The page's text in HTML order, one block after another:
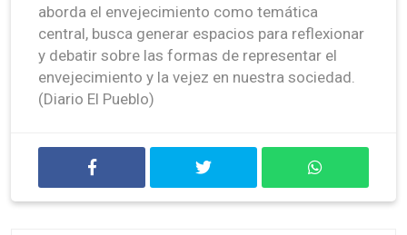
aborda el envejecimiento como temática
central, busca generar espacios para reflexionar
y debatir sobre las formas de representar el
envejecimiento y la vejez en nuestra sociedad.
(Diario El Pueblo)